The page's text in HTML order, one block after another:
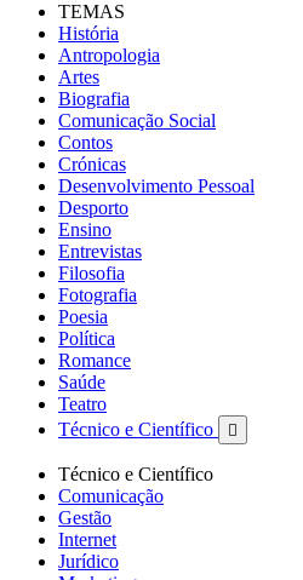
TEMAS
História
Antropologia
Artes
Biografia
Comunicação Social
Contos
Crónicas
Desenvolvimento Pessoal
Desporto
Ensino
Entrevistas
Filosofia
Fotografia
Poesia
Política
Romance
Saúde
Teatro
Técnico e Científico

Técnico e Científico
Comunicação
Gestão
Internet
Jurídico